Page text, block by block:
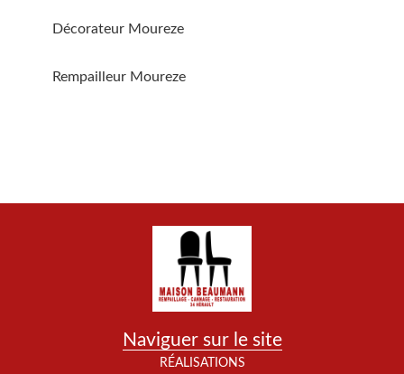
Décorateur Moureze
Rempailleur Moureze
Naviguer sur le site
RÉALISATIONS